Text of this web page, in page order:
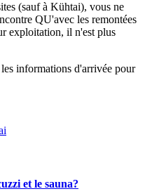
(sauf à Kühtai), vous ne
QU'avec les remontées
exploitation, il n'est plus
informations d'arrivée pour
et le sauna?